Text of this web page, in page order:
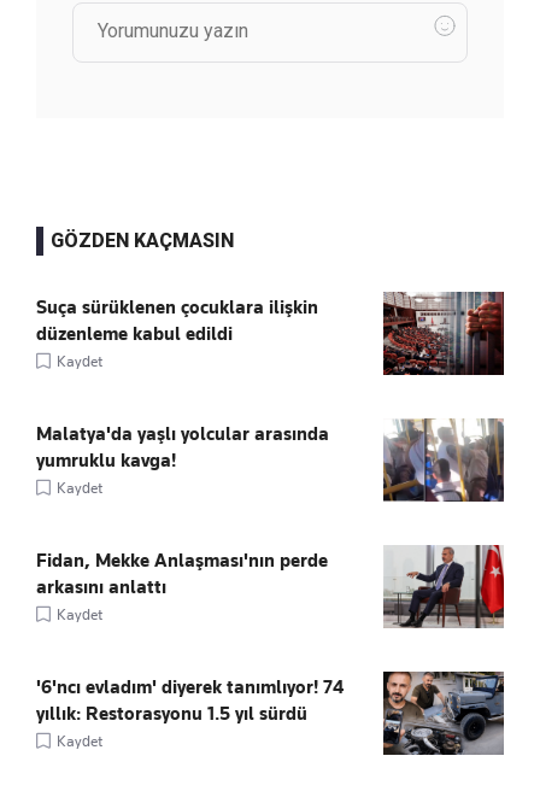
GÖZDEN KAÇMASIN
Suça sürüklenen çocuklara ilişkin
düzenleme kabul edildi
Kaydet
Malatya'da yaşlı yolcular arasında
yumruklu kavga!
Kaydet
Fidan, Mekke Anlaşması'nın perde
arkasını anlattı
Kaydet
'6'ncı evladım' diyerek tanımlıyor! 74
yıllık: Restorasyonu 1.5 yıl sürdü
Kaydet